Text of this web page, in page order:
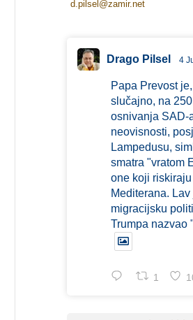
d.pilsel@zamir.net
Drago Pilsel 4
Papa Prevost
slučajno, na
osnivanja SAD-
neovisnosti,
Lampedusu,
smatra "vratom
one koji
Mediterana.
migracijsku
Trumpa nazvao
1